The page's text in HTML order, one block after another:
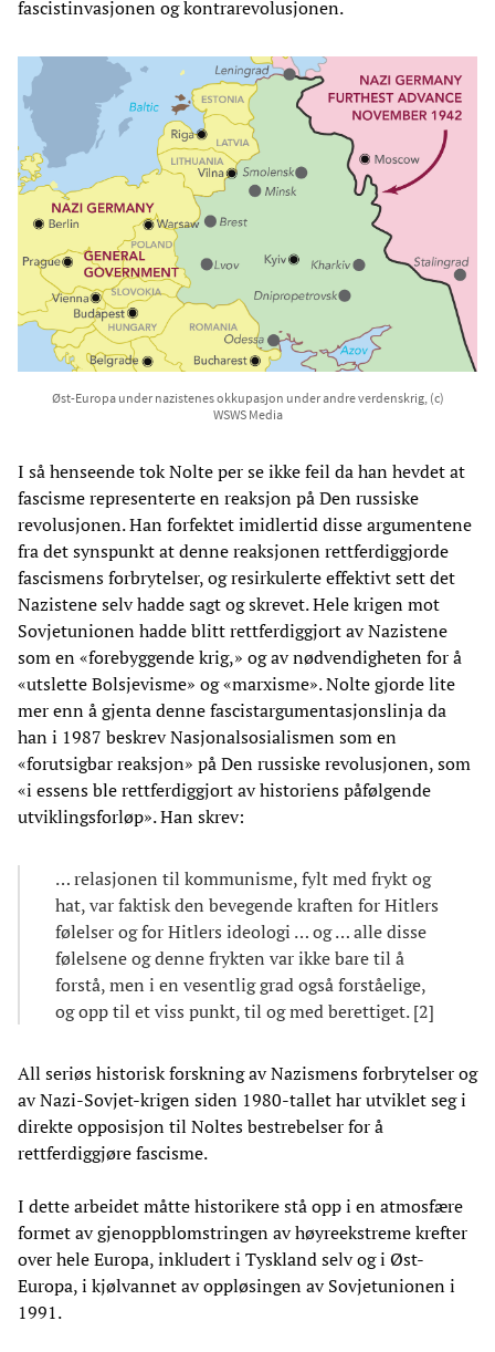
fascistinvasjonen og kontrarevolusjonen.
Øst-Europa under nazistenes okkupasjon under andre verdenskrig, (c)
WSWS Media
I så henseende tok Nolte per se ikke feil da han hevdet at
fascisme representerte en reaksjon på Den russiske
revolusjonen. Han forfektet imidlertid disse argumentene
fra det synspunkt at denne reaksjonen rettferdiggjorde
fascismens forbrytelser, og resirkulerte effektivt sett det
Nazistene selv hadde sagt og skrevet. Hele krigen mot
Sovjetunionen hadde blitt rettferdiggjort av Nazistene
som en «forebyggende krig,» og av nødvendigheten for å
«utslette Bolsjevisme» og «marxisme». Nolte gjorde lite
mer enn å gjenta denne fascistargumentasjonslinja da
han i 1987 beskrev Nasjonalsosialismen som en
«forutsigbar reaksjon» på Den russiske revolusjonen, som
«i essens ble rettferdiggjort av historiens påfølgende
utviklingsforløp». Han skrev:
… relasjonen til kommunisme, fylt med frykt og
hat, var faktisk den bevegende kraften for Hitlers
følelser og for Hitlers ideologi … og … alle disse
følelsene og denne frykten var ikke bare til å
forstå, men i en vesentlig grad også forståelige,
og opp til et viss punkt, til og med berettiget. [2]
All seriøs historisk forskning av Nazismens forbrytelser og
av Nazi-Sovjet-krigen siden 1980-tallet har utviklet seg i
direkte opposisjon til Noltes bestrebelser for å
rettferdiggjøre fascisme.
I dette arbeidet måtte historikere stå opp i en atmosfære
formet av gjenoppblomstringen av høyreekstreme krefter
over hele Europa, inkludert i Tyskland selv og i Øst-
Europa, i kjølvannet av oppløsingen av Sovjetunionen i
1991.